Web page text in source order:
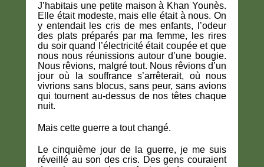
J’habitais une petite maison à Khan Younès.
Elle était modeste, mais elle était à nous. On
y entendait les cris de mes enfants, l’odeur
des plats préparés par ma femme, les rires
du soir quand l’électricité était coupée et que
nous nous réunissions autour d’une bougie.
Nous rêvions, malgré tout. Nous rêvions d’un
jour où la souffrance s’arrêterait, où nous
vivrions sans blocus, sans peur, sans avions
qui tournent au-dessus de nos têtes chaque
nuit.
Mais cette guerre a tout changé.
Le cinquième jour de la guerre, je me suis
réveillé au son des cris. Des gens couraient